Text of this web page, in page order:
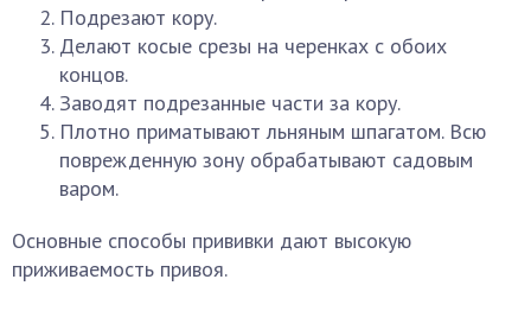
Подрезают кору.
Делают косые срезы на черенках с обоих
концов.
Заводят подрезанные части за кору.
Плотно приматывают льняным шпагатом. Всю
поврежденную зону обрабатывают садовым
варом.
Основные способы прививки дают высокую
приживаемость привоя.